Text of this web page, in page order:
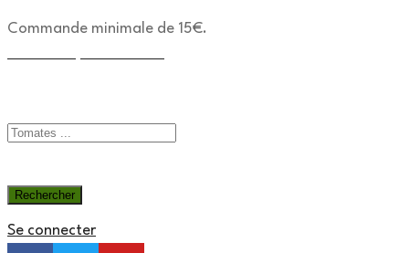
Commande minimale de 15€.
Se connecter